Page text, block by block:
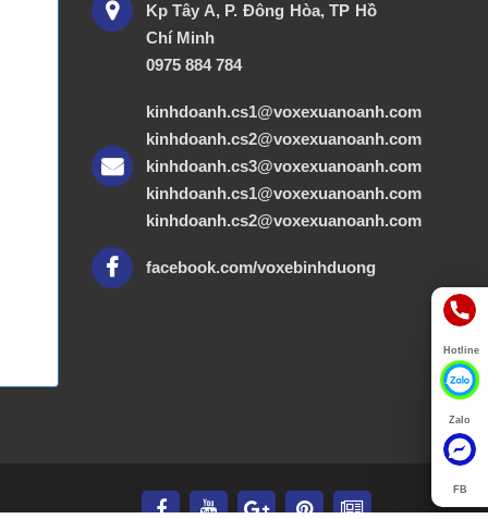
Kp Tây A, P. Đông Hòa, TP Hồ
Chí Minh
0975 884 784
kinhdoanh.cs1@voxexuanoanh.com
kinhdoanh.cs2@voxexuanoanh.com
kinhdoanh.cs3@voxexuanoanh.com
kinhdoanh.cs1@voxexuanoanh.com
kinhdoanh.cs2@voxexuanoanh.com
facebook.com/voxebinhduong
Hotline
Zalo
FB